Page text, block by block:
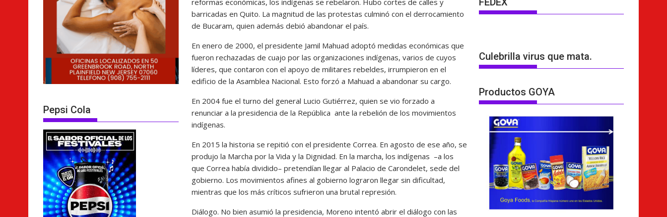
barricadas en Quito. La magnitud de las protestas culminó con el derrocamiento
de Bucaram, quien además debió abandonar el país.
En enero de 2000, el presidente Jamil Mahuad adoptó medidas económicas que
fueron rechazadas de cuajo por las organizaciones indígenas, varios de cuyos
líderes, que contaron con el apoyo de militares rebeldes, irrumpieron en el
edificio de la Asamblea Nacional. Esto forzó a Mahuad a abandonar su cargo.
En 2004 fue el turno del general Lucio Gutiérrez, quien se vio forzado a
renunciar a la presidencia de la República ante la rebelión de los movimientos
indígenas.
En 2015 la historia se repitió con el presidente Correa. En agosto de ese año, se
produjo la Marcha por la Vida y la Dignidad. En la marcha, los indígenas –a los
que Correa había dividido– pretendían llegar al Palacio de Carondelet, sede del
gobierno. Los movimientos afines al gobierno lograron llegar sin dificultad,
mientras que los más críticos sufrieron una brutal represión.
Diálogo. No bien asumió la presidencia, Moreno intentó abrir el diálogo con las
Pepsi Cola
Culebrilla virus que mata.
Productos GOYA